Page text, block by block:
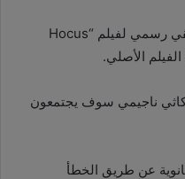
أطلقت +Disney أول إعلان تشويقي رسمي لفيلم “Hocus
ناجيمي سوف يجتمعون
عن طريق الخطأ